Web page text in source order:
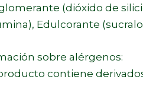
(dióxido de
Edulcorante
sobre alérgenos:
contiene